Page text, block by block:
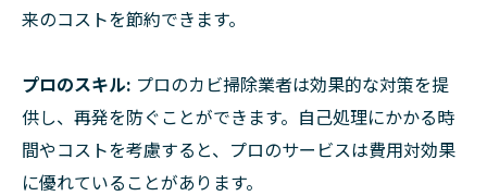
来のコストを節約できます。
プロのスキル: プロのカビ掃除業者は効果的な対策を提
供し、再発を防ぐことができます。自己処理にかかる時
間やコストを考慮すると、プロのサービスは費用対効果
に優れていることがあります。